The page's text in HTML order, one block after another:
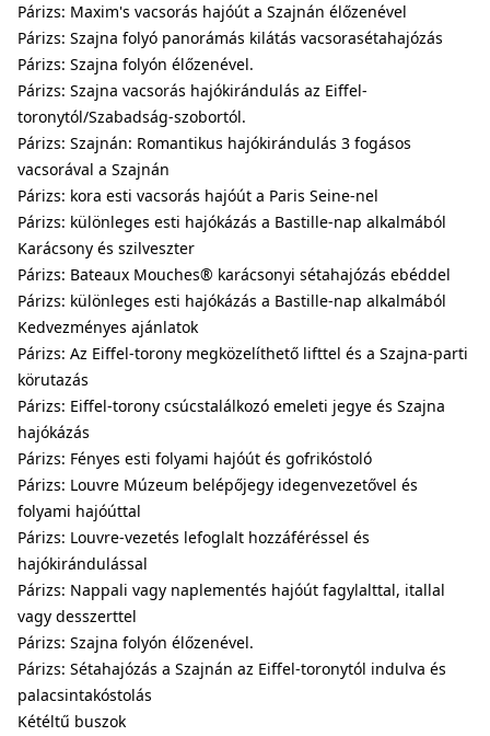
Párizs: Maxim's vacsorás hajóút a Szajnán élőzenével
Párizs: Szajna folyó panorámás kilátás vacsorasétahajózás
Párizs: Szajna folyón élőzenével.
Párizs: Szajna vacsorás hajókirándulás az Eiffel-
toronytól/Szabadság-szobortól.
Párizs: Szajnán: Romantikus hajókirándulás 3 fogásos
vacsorával a Szajnán
Párizs: kora esti vacsorás hajóút a Paris Seine-nel
Párizs: különleges esti hajókázás a Bastille-nap alkalmából
Karácsony és szilveszter
Párizs: Bateaux Mouches® karácsonyi sétahajózás ebéddel
Párizs: különleges esti hajókázás a Bastille-nap alkalmából
Kedvezményes ajánlatok
Párizs: Az Eiffel-torony megközelíthető lifttel és a Szajna-parti
körutazás
Párizs: Eiffel-torony csúcstalálkozó emeleti jegye és Szajna
hajókázás
Párizs: Fényes esti folyami hajóút és gofrikóstoló
Párizs: Louvre Múzeum belépőjegy idegenvezetővel és
folyami hajóúttal
Párizs: Louvre-vezetés lefoglalt hozzáféréssel és
hajókirándulással
Párizs: Nappali vagy naplementés hajóút fagylalttal, itallal
vagy desszerttel
Párizs: Szajna folyón élőzenével.
Párizs: Sétahajózás a Szajnán az Eiffel-toronytól indulva és
palacsintakóstolás
Kétéltű buszok